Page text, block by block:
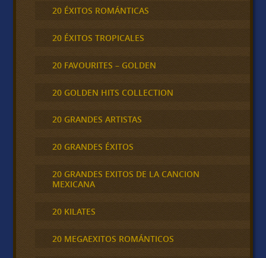
20 ÉXITOS ROMÁNTICAS
20 ÉXITOS TROPICALES
20 FAVOURITES – GOLDEN
20 GOLDEN HITS COLLECTION
20 GRANDES ARTISTAS
20 GRANDES ÉXITOS
20 GRANDES EXITOS DE LA CANCION
MEXICANA
20 KILATES
20 MEGAEXITOS ROMÁNTICOS